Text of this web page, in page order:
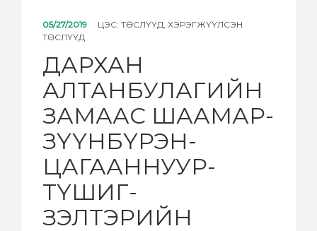
05/27/2019 ЦЭС: ТӨСЛҮҮД ХЭРЭГЖҮҮЛСЭН
ТӨСЛҮҮД
ДАРХАН
АЛТАНБУЛАГИЙН
ЗАМААС ШААМАР-
ЗҮҮНБҮРЭН-
ЦАГААННУУР-
ТҮШИГ-
ЗЭЛТЭРИЙН